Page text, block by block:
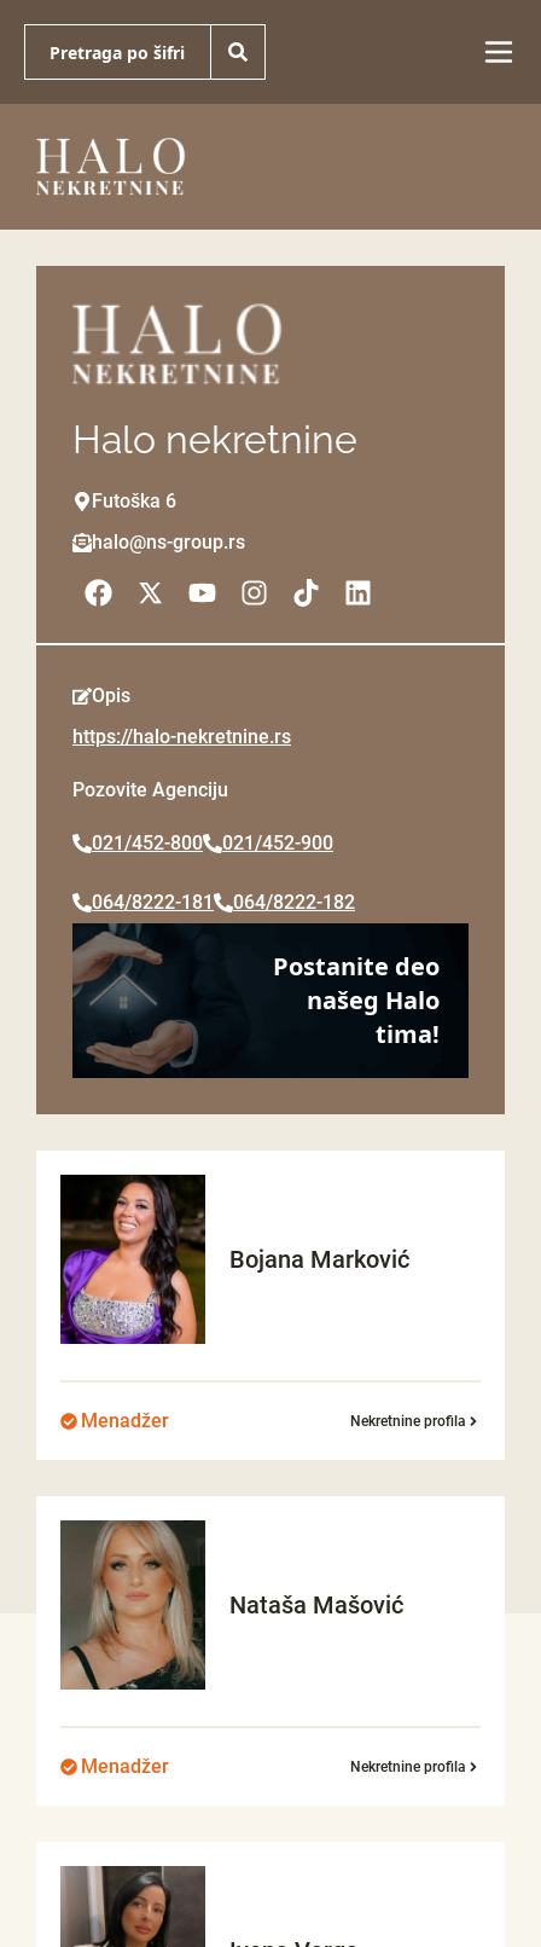
Halo nekretnine
Futoška 6
halo@ns-group.rs
Opis
https://halo-nekretnine.rs
Pozovite Agenciju
021/452-800 021/452-900
064/8222-181 064/8222-182
Postanite deo
našeg Halo
tima!
Bojana Marković
Menadžer Nekretnine profila
Nataša Mašović
Menadžer Nekretnine profila